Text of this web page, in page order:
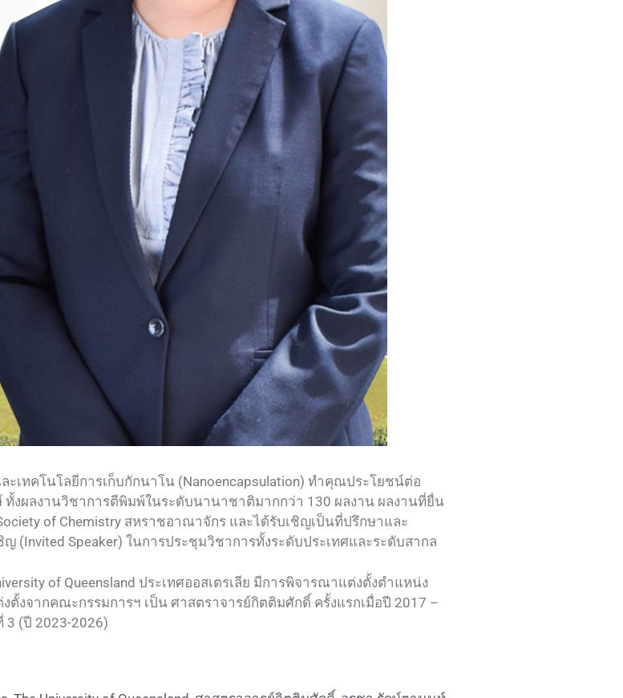
เทคโนโลยีการเก็บกักนาโน (Nanoencapsulation) ทำคุณประโยชน์ต่อ
งผลงานวิชาการตีพิมพ์ในระดับนานาชาติมากกว่า 130 ผลงาน ผลงานที่ยื่น
of Chemistry สหราชอาณาจักร และได้รับเชิญเป็นที่ปรึกษาและ
(Invited Speaker) ในการประชุมวิชาการทั้งระดับประเทศและระดับสากล
of Queensland ประเทศออสเตรเลีย มีการพิจารณาแต่งตั้งตำแหน่ง
งจากคณะกรรมการฯ เป็น ศาสตราจารย์กิตติมศักดิ์ ครั้งแรกเมื่อปี 2017 –
3 (ปี 2023-2026)